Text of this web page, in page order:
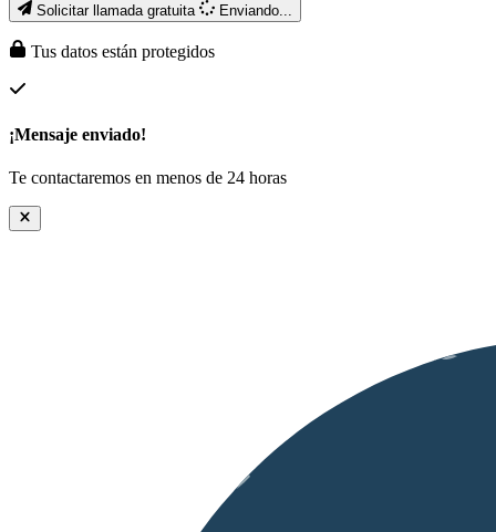
Solicitar llamada gratuita Enviando...
Tus datos están protegidos
¡Mensaje enviado!
Te contactaremos en menos de 24 horas